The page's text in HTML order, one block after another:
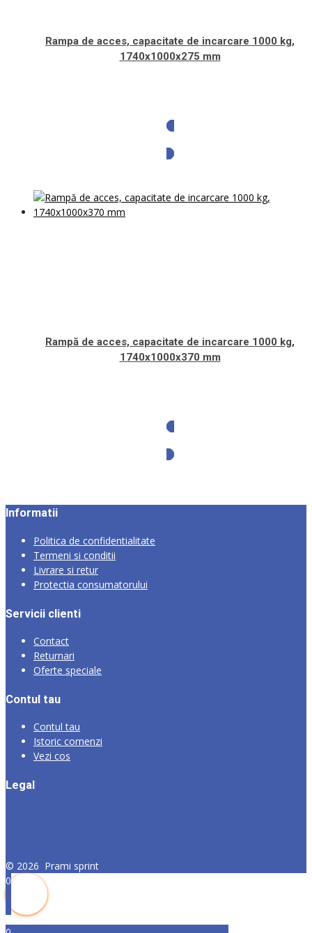
Rampa de acces, capacitate de incarcare 1000 kg,
1740x1000x275 mm
Rampă de acces, capacitate de incarcare 1000 kg,
1740x1000x370 mm
Informatii
Politica de confidentialitate
Termeni si conditii
Livrare si retur
Protectia consumatorului
Servicii clienti
Contact
Returnari
Oferte speciale
Contul tau
Contul tau
Istoric comenzi
Vezi cos
Legal
© 2026 Prami sprint
0